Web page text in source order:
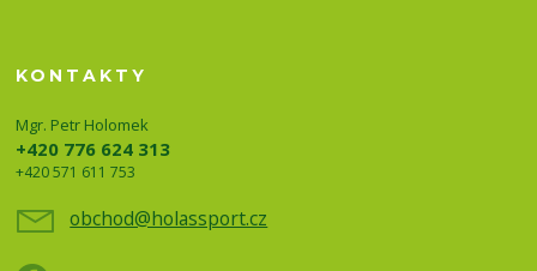
KONTAKTY
Mgr. Petr Holomek
+420 776 624 313
+420 571 611 753
obchod@holassport.cz